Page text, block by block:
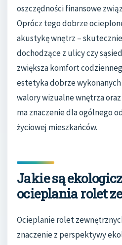
oszczędności finansowe
Oprócz tego dobrze
akustykę wnętrz – skutecznie
dochodzące z ulicy czy
zwiększa komfort
estetyka dobrze
walory wizualne wnętrza
ma znaczenie dla ogólnego
życiowej mieszkańców.
Jakie są
ocieplania rolet
Ocieplanie rolet
znaczenie z perspektywy